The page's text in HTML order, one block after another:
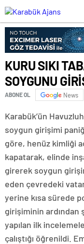
KURU SIKI
SOYGUNU
ABONE OL News
Karabük’ün
soygun girişimi
göre, henüz kimliği
kapatarak, elinde
girerek soygun
eden çevredeki
yerine kısa sürede
girişiminin ardından
yapılan ilk
çalıştığı öğrenildi.